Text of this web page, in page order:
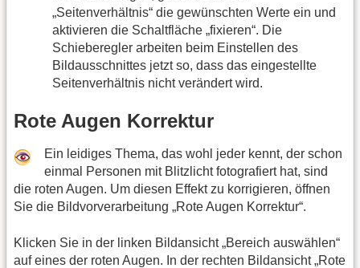
„Seitenverhältnis“ die gewünschten Werte ein und
aktivieren die Schaltfläche „fixieren“. Die
Schieberegler arbeiten beim Einstellen des
Bildausschnittes jetzt so, dass das eingestellte
Seitenverhältnis nicht verändert wird.
Rote Augen Korrektur
Ein leidiges Thema, das wohl jeder kennt, der schon
einmal Personen mit Blitzlicht fotografiert hat, sind
die roten Augen. Um diesen Effekt zu korrigieren, öffnen
Sie die Bildvorverarbeitung „Rote Augen Korrektur“.
Klicken Sie in der linken Bildansicht „Bereich auswählen“
auf eines der roten Augen. In der rechten Bildansicht „Rote